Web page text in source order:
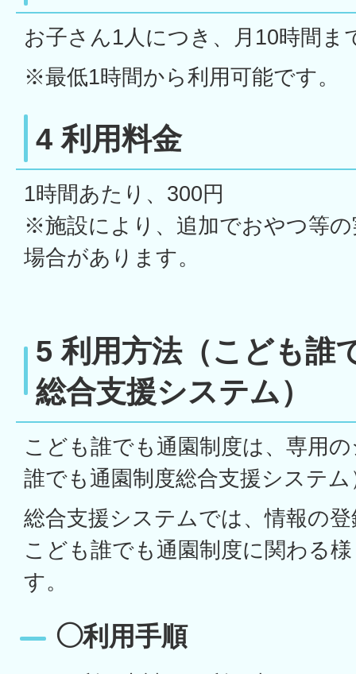
お子さん1人につき、月10時間ま
※最低1時間から利用可能です。
4 利用料金
1時間あたり、300円
※施設により、追加でおやつ等
場合があります。
5 利用方法（こども誰
総合支援システム）
こども誰でも通園制度は、専用
誰でも通園制度総合支援システ
総合支援システムでは、情報の
こども誰でも通園制度に関わる
す。
◯利用手順